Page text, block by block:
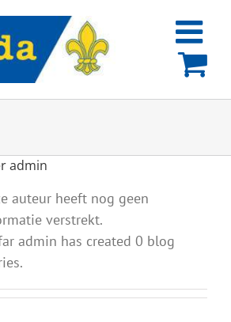
admin
auteur heeft nog geen
verstrekt.
admin has created 0 blog